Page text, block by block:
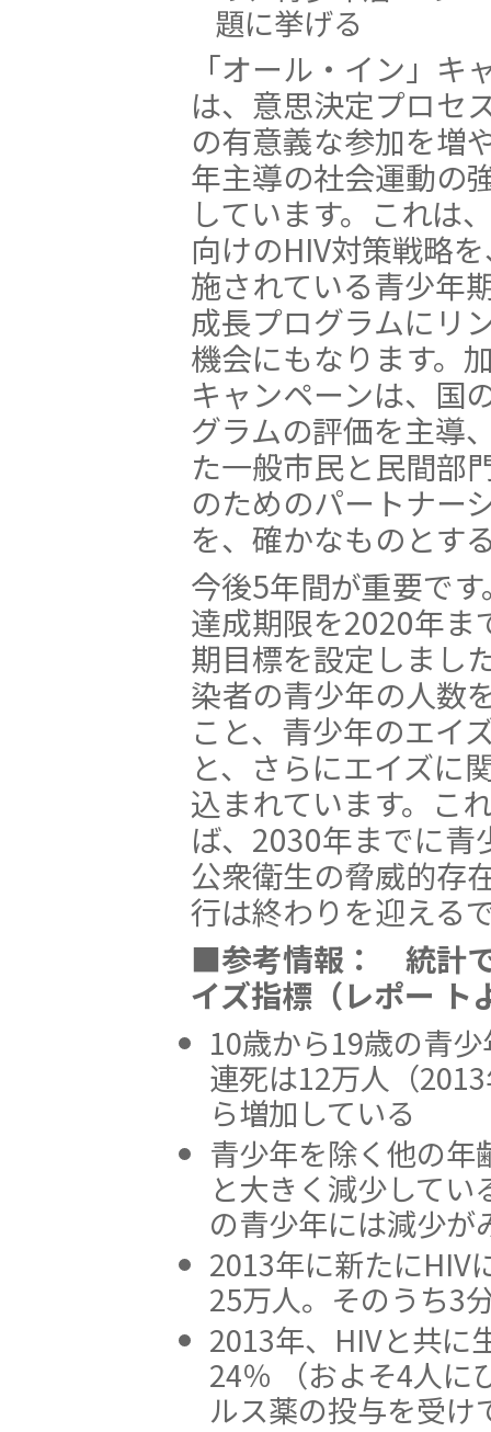
題に挙げる
「オール・イン」キ
は、意思決定プロセ
の有意義な参加を増
年主導の社会運動の
しています。これは
向けのHIV対策戦略
施されている青少年
成長プログラムにリ
機会にもなります。
キャンペーンは、国
グラムの評価を主導
た一般市民と民間部
のためのパートナー
を、確かなものとす
今後5年間が重要で
達成期限を2020年ま
期目標を設定しまし
染者の青少年の人数
こと、青少年のエイ
と、さらにエイズに
込まれています。こ
ば、2030年までに青
公衆衛生の脅威的存
行は終わりを迎える
■参考情報： 統計
イズ指標（レポー ト
10歳から19歳の青
連死は12万人（
ら増加している
青少年を除く他の年
と大きく減少して
の青少年には減少が
2013年に新たにHIV
25万人。そのうち3
2013年、HIVと共に
24％ （およそ4人に
ルス薬の投与を受け